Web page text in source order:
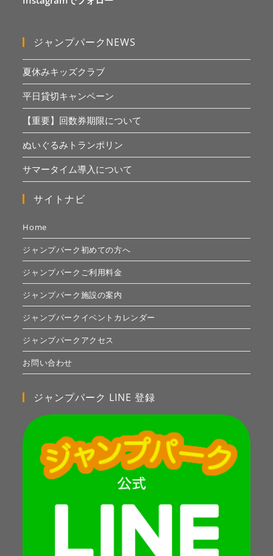
ジャンプパークNEWS
夏休みキッズクラブ
平日貸切キャンペーン
【重要】回数券期限について
ぬいぐるみトランポリン
サマータイム導入について
サイトナビ
Home
ジャンプパーク初めての方へ
ジャンプパークご利用料金
ジャンプパーク施設の案内
ジャンプパークイベントカレンダー
ジャンプパークアクセス
お問い合わせ
ジャンプパーク LINE 登録